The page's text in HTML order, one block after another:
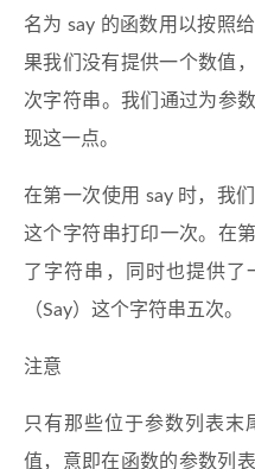
名为 say 的函数用以按照
果我们没有提供一个数值
次字符串。我们通过为参
现这一点。
在第一次使用 say 时，我
这个字符串打印一次。在
了字符串，同时也提供
（Say）这个字符串五次。
注意
只有那些位于参数列表末
值，意即在函数的参数列